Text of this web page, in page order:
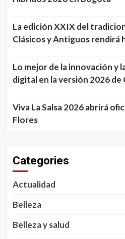
La edición XXIX del
Clásicos y Antiguos rendirá
Lo mejor de la innovación y
digital en la versión 2026 de
Viva La Salsa 2026 abrirá
Flores
Categories
Actualidad
Belleza
Belleza y salud